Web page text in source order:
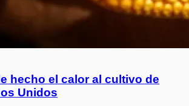
hecho el calor al cultivo de
Unidos